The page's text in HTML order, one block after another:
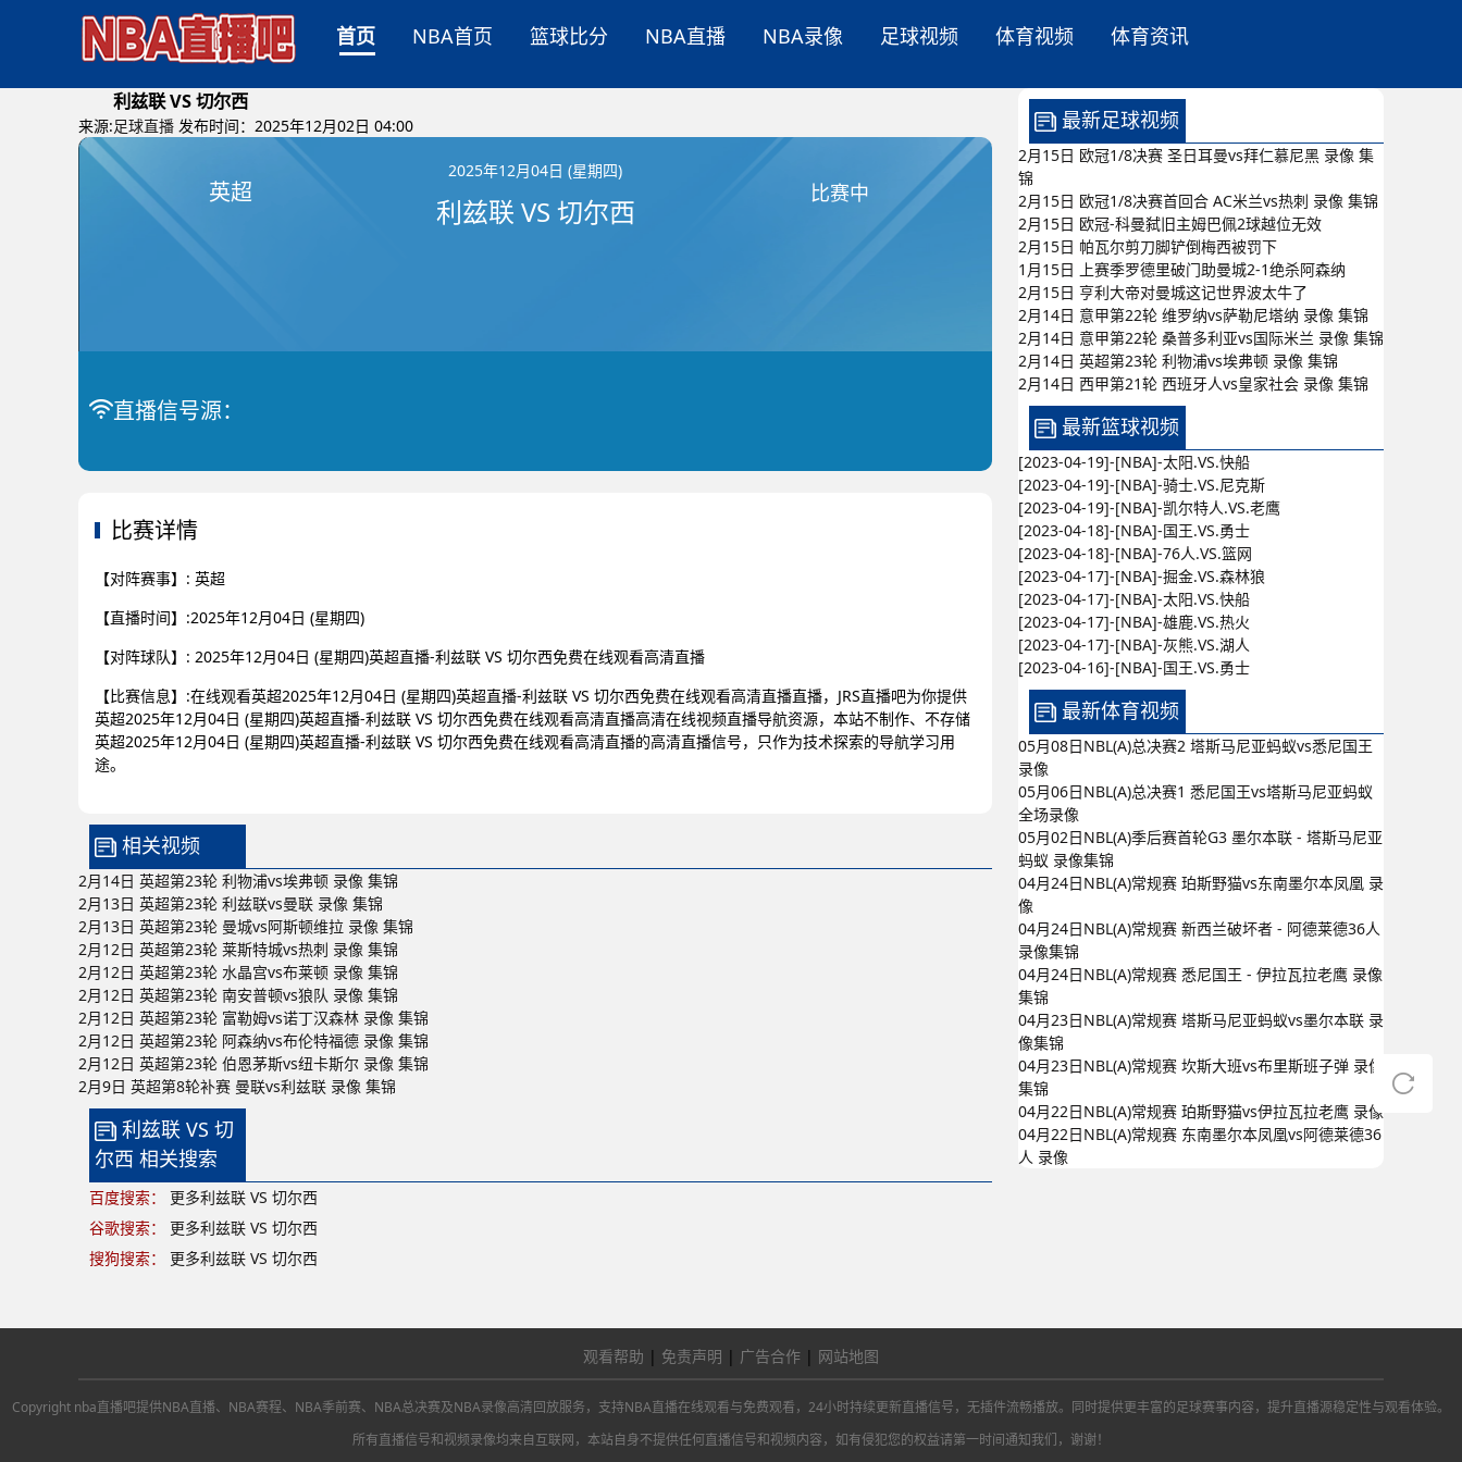
首页 NBA首页 篮球比分 NBA直播 NBA录像 足球视频 体育视频 体育资讯
利兹联 VS 切尔西
来源:足球直播 发布时间：2025年12月02日 04:00
英超
2025年12月04日 (星期四)
利兹联 VS 切尔西
比赛中
直播信号源：
比赛详情
【对阵赛事】: 英超
【直播时间】:2025年12月04日 (星期四)
【对阵球队】: 2025年12月04日 (星期四)英超直播-利兹联 VS 切尔西免费在线观看高清直播
【比赛信息】:在线观看英超2025年12月04日 (星期四)英超直播-利兹联 VS 切尔西免费在线观看高清直播直播，JRS直播吧为你提供
英超2025年12月04日 (星期四)英超直播-利兹联 VS 切尔西免费在线观看高清直播高清在线视频直播导航资源，本站不制作、不存储
英超2025年12月04日 (星期四)英超直播-利兹联 VS 切尔西免费在线观看高清直播的高清直播信号，只作为技术探索的导航学习用
途。
相关视频
2月14日 英超第23轮 利物浦vs埃弗顿 录像 集锦
2月13日 英超第23轮 利兹联vs曼联 录像 集锦
2月13日 英超第23轮 曼城vs阿斯顿维拉 录像 集锦
2月12日 英超第23轮 莱斯特城vs热刺 录像 集锦
2月12日 英超第23轮 水晶宫vs布莱顿 录像 集锦
2月12日 英超第23轮 南安普顿vs狼队 录像 集锦
2月12日 英超第23轮 富勒姆vs诺丁汉森林 录像 集锦
2月12日 英超第23轮 阿森纳vs布伦特福德 录像 集锦
2月12日 英超第23轮 伯恩茅斯vs纽卡斯尔 录像 集锦
2月9日 英超第8轮补赛 曼联vs利兹联 录像 集锦
利兹联 VS 切
尔西 相关搜索
百度搜索：
更多利兹联 VS 切尔西
谷歌搜索：
更多利兹联 VS 切尔西
搜狗搜索：
更多利兹联 VS 切尔西
最新足球视频
2月15日 欧冠1/8决赛 圣日耳曼vs拜仁慕尼黑 录像 集
锦
2月15日 欧冠1/8决赛首回合 AC米兰vs热刺 录像 集锦
2月15日 欧冠-科曼弑旧主姆巴佩2球越位无效
2月15日 帕瓦尔剪刀脚铲倒梅西被罚下
1月15日 上赛季罗德里破门助曼城2-1绝杀阿森纳
2月15日 亨利大帝对曼城这记世界波太牛了
2月14日 意甲第22轮 维罗纳vs萨勒尼塔纳 录像 集锦
2月14日 意甲第22轮 桑普多利亚vs国际米兰 录像 集锦
2月14日 英超第23轮 利物浦vs埃弗顿 录像 集锦
2月14日 西甲第21轮 西班牙人vs皇家社会 录像 集锦
最新篮球视频
[2023-04-19]-[NBA]-太阳.VS.快船
[2023-04-19]-[NBA]-骑士.VS.尼克斯
[2023-04-19]-[NBA]-凯尔特人.VS.老鹰
[2023-04-18]-[NBA]-国王.VS.勇士
[2023-04-18]-[NBA]-76人.VS.篮网
[2023-04-17]-[NBA]-掘金.VS.森林狼
[2023-04-17]-[NBA]-太阳.VS.快船
[2023-04-17]-[NBA]-雄鹿.VS.热火
[2023-04-17]-[NBA]-灰熊.VS.湖人
[2023-04-16]-[NBA]-国王.VS.勇士
最新体育视频
05月08日NBL(A)总决赛2 塔斯马尼亚蚂蚁vs悉尼国王
录像
05月06日NBL(A)总决赛1 悉尼国王vs塔斯马尼亚蚂蚁
全场录像
05月02日NBL(A)季后赛首轮G3 墨尔本联 - 塔斯马尼亚
蚂蚁 录像集锦
04月24日NBL(A)常规赛 珀斯野猫vs东南墨尔本凤凰 录
像
04月24日NBL(A)常规赛 新西兰破坏者 - 阿德莱德36人
录像集锦
04月24日NBL(A)常规赛 悉尼国王 - 伊拉瓦拉老鹰 录像
集锦
04月23日NBL(A)常规赛 塔斯马尼亚蚂蚁vs墨尔本联 录
像集锦
04月23日NBL(A)常规赛 坎斯大班vs布里斯班子弹 录像
集锦
04月22日NBL(A)常规赛 珀斯野猫vs伊拉瓦拉老鹰 录像
04月22日NBL(A)常规赛 东南墨尔本凤凰vs阿德莱德36
人 录像
观看帮助 | 免责声明 | 广告合作 | 网站地图
Copyright nba直播吧提供NBA直播、NBA赛程、NBA季前赛、NBA总决赛及NBA录像高清回放服务，支持NBA直播在线观看与免费观看，24小时持续更新直播信号，无插件流畅播放。同时提供更丰富的足球赛事内容，提升直播源稳定性与观看体验。
所有直播信号和视频录像均来自互联网，本站自身不提供任何直播信号和视频内容，如有侵犯您的权益请第一时间通知我们，谢谢！